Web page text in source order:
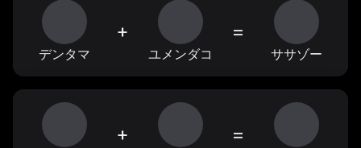
デンタマ
+
ユメンダコ
=
ササゾー
+ =